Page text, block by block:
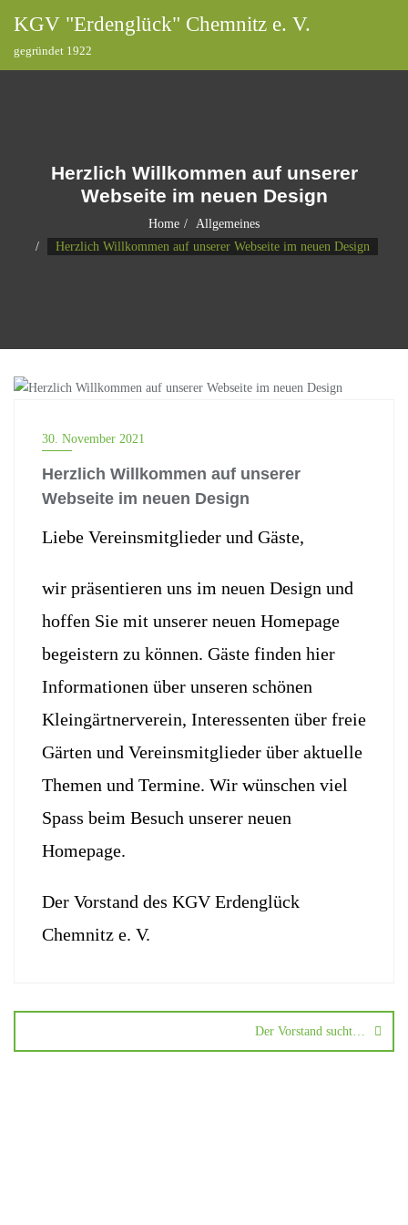
KGV "Erdenglück" Chemnitz e. V.
gegründet 1922
Herzlich Willkommen auf unserer
Webseite im neuen Design
Home
Allgemeines
Herzlich Willkommen auf unserer Webseite im neuen Design
30. November 2021
Herzlich Willkommen auf unserer
Webseite im neuen Design
Liebe Vereinsmitglieder und Gäste,
wir präsentieren uns im neuen Design und
hoffen Sie mit unserer neuen Homepage
begeistern zu können. Gäste finden hier
Informationen über unseren schönen
Kleingärtnerverein, Interessenten über freie
Gärten und Vereinsmitglieder über aktuelle
Themen und Termine. Wir wünschen viel
Spass beim Besuch unserer neuen
Homepage.
Der Vorstand des KGV Erdenglück
Chemnitz e. V.
Der Vorstand sucht…